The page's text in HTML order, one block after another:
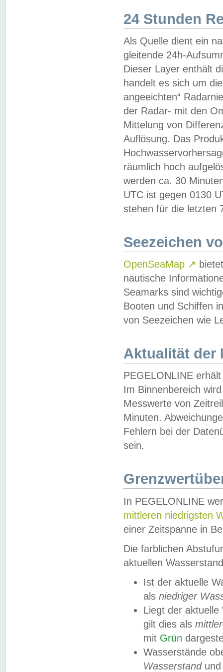
24 Stunden
Als Quelle dient ein
gleitende 24h-
Dieser Layer enthält
handelt es sich um
angeeichten“
der Radar- mit den
Mittelung von
Auflösung. Das
räumlich hoch
werden ca. 30
UTC ist gegen 0130
stehen für die letzten
Seezeichen
OpenSeaMap ↗
nautische
Seamarks sind
Booten und Schiffen
von Seezeichen wie
Aktualität der
PEGELONLINE
Im Binnenbereich
Messwerte von
Minuten.
Fehlern bei der
sein.
In PEGELONLINE
mittleren niedrigsten
einer Zeitspanne in
Die farblichen
aktuellen
Ist der aktuelle
als niedriger
Liegt der
gilt dies als
mit Grün
Wasserstände
Wasserstandund